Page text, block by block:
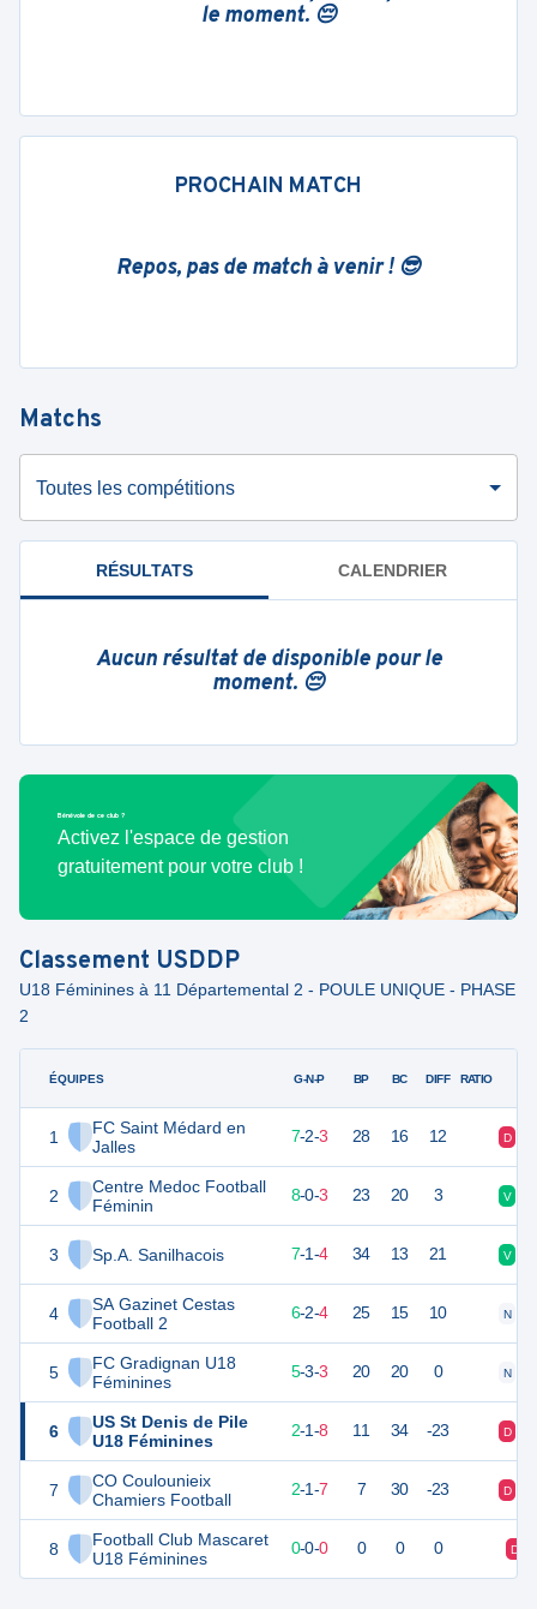
le moment. 😔
PROCHAIN MATCH
Repos, pas de match à venir ! 😎
Matchs
Toutes les compétitions
RÉSULTATS CALENDRIER
Aucun résultat de disponible pour le
moment. 😔
Bénévole de ce club ?
Activez l'espace de gestion
gratuitement pour votre club !
Classement USDDP
U18 Féminines à 11 Départemental 2 - POULE UNIQUE - PHASE
2
ÉQUIPES
1
FC Saint Médard en
Jalles
2
Centre Medoc Football
Féminin
3 Sp.A. Sanilhacois
4
SA Gazinet Cestas
Football 2
5
FC Gradignan U18
Féminines
6
US St Denis de Pile
U18 Féminines
7
CO Coulounieix
Chamiers Football
8
Football Club Mascaret
U18 Féminines
G-N-P BP BC DIFF RATIO
23 7-2-3 28 16 12 D
23 12 8-0-3 23 20 3 V
22 7-1-4 34 13 21 V
20 6-2-4 25 15 10 N
17 5-3-3 20 20 0 N
6 2-1-8 11 34 -23 D
2-1-7 7 30 -23 D
0 0 0-0-0 0 0 0 D